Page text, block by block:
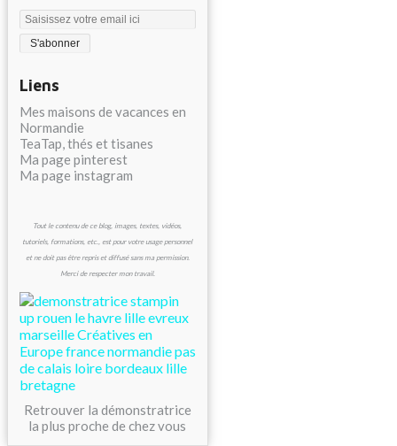
Liens
Mes maisons de vacances en
Normandie
TeaTap, thés et tisanes
Ma page pinterest
Ma page instagram
Tout le contenu de ce blog, images, textes, vidéos,
tutoriels, formations, etc., est pour votre usage personnel
et ne doit pas être repris et diffusé sans ma permission.
Merci de respecter mon travail.
Retrouver la démonstratrice
la plus proche de chez vous